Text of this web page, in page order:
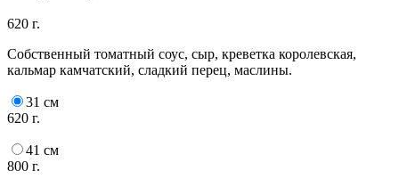
620 г.
Собственный томатный соус, сыр, креветка королевская,
кальмар камчатский, сладкий перец, маслины.
31 см
620 г.
41 см
800 г.